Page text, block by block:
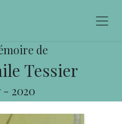
de
Tessier
- 2020